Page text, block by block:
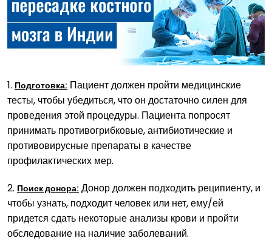
1. Подготовка: Пациент должен пройти медицинские
тесты, чтобы убедиться, что он достаточно силен для
проведения этой процедуры. Пациента попросят
принимать противогрибковые, антибиотические и
противовирусные препараты в качестве
профилактических мер.
2. Поиск донора: Донор должен подходить реципиенту, и
чтобы узнать, подходит человек или нет, ему/ей
придется сдать некоторые анализы крови и пройти
обследование на наличие заболеваний.